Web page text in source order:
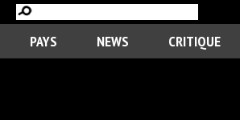
PAYS NEWS CRITIQUE